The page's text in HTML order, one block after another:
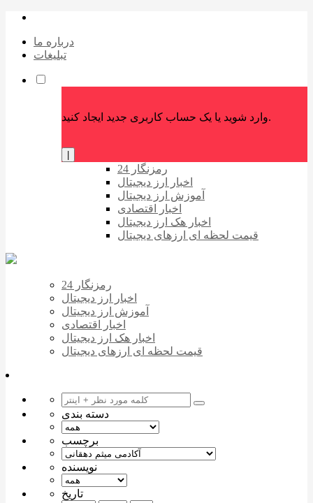
درباره ما
تبلیغات
وارد شوید یا یک حساب کاربری جدید ایجاد کنید.
رمزنگار 24
اخبار ارز دیجیتال
آموزش ارز دیجیتال
اخبار اقتصادی
اخبار هک ارز دیجیتال
قیمت لحظه ای ارزهای دیجیتال
رمزنگار 24
اخبار ارز دیجیتال
آموزش ارز دیجیتال
اخبار اقتصادی
اخبار هک ارز دیجیتال
قیمت لحظه ای ارزهای دیجیتال
دسته بندی
برچسب
نویسنده
تاریخ